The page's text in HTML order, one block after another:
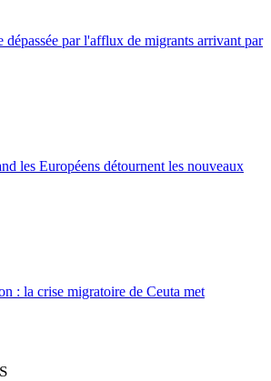
dépassée par l'afflux de migrants arrivant par
les Européens détournent les nouveaux
: la crise migratoire de Ceuta met